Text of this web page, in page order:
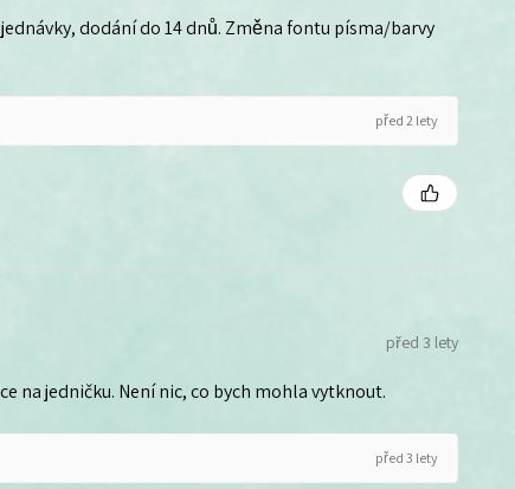
dodání do 14 dnů. Změna fontu písma/barvy
před 2 lety
před 3 lety
na jedničku. Není nic, co bych mohla vytknout.
před 3 lety